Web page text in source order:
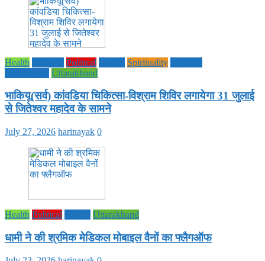
Health Political Spirituality
Uttarakhand
भाकियू(सर्व) कांवडिया चिकित्सा-विश्राम शिविर लगायेगा 31 जुलाई
से जितेश्वर महादेव के सामने
July 27, 2026 harinayak 0
Health Political Uttarakhand
धामी ने की श्रमिक मेडिकल मोबाइल वैनों का फ्लैगऑफ